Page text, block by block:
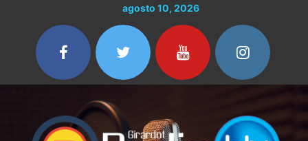
contenido
agosto 10, 2026